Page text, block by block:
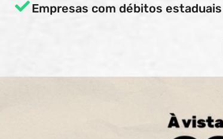
Empresas com débitos